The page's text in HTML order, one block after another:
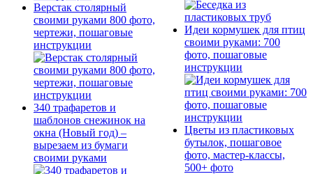
Верстак столярный
своими руками 800 фото,
чертежи, пошаговые
инструкции
340 трафаретов и
шаблонов снежинок на
окна (Новый год) –
вырезаем из бумаги
своими руками
Идеи кормушек для птиц
своими руками: 700
фото, пошаговые
инструкции
Цветы из пластиковых
бутылок, пошаговое
фото, мастер-классы,
500+ фото